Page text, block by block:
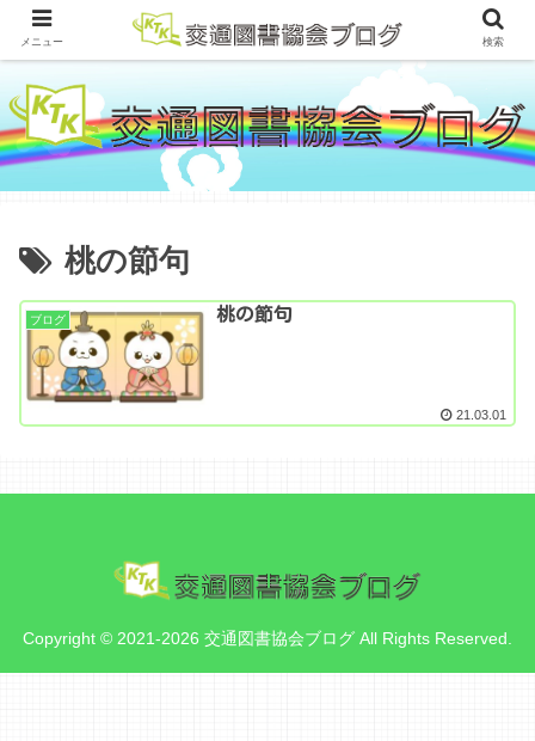
桃の節句
ブログ 桃の節句
21.03.01
Copyright © 2021-2026 交通図書協会ブログ All Rights Reserved.
メニュー 検索